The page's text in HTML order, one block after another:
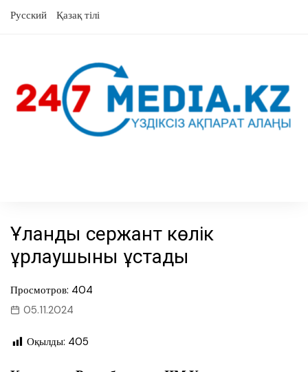
Русский Қазақ тілі
Ұландық сержант көлік
ұрлаушыны ұстады
Просмотров: 404
05.11.2024
Оқылды: 405